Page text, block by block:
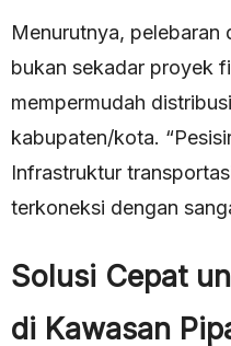
Menurutnya, pelebaran
bukan sekadar proyek
mempermudah
kabupaten/kota.
Infrastruktur
terkoneksi dengan
Solusi Cepat
di Kawasan